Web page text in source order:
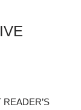
READER’S